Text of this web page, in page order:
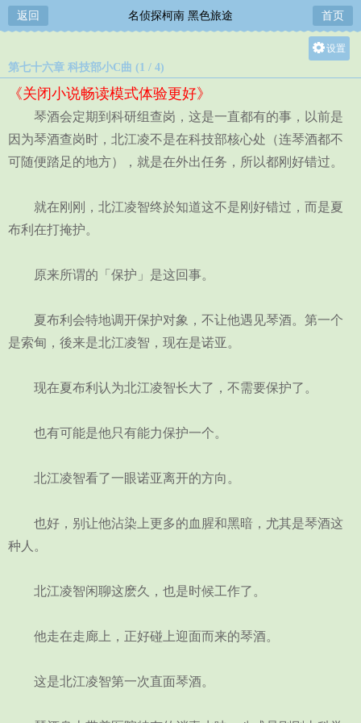
返回 名侦探柯南 黑色旅途 首页
设置
中
小
第七十六章 科技部小C曲 (1 / 4)
《关闭小说畅读模式体验更好》
琴酒会定期到科研组查岗，这是一直都有的事，以前是
因为琴酒查岗时，北江凌不是在科技部核心处（连琴酒都不
可随便踏足的地方），就是在外出任务，所以都刚好错过。
就在刚刚，北江凌智终於知道这不是刚好错过，而是夏
布利在打掩护。
原来所谓的「保护」是这回事。
夏布利会特地调开保护对象，不让他遇见琴酒。第一个
是索甸，後来是北江凌智，现在是诺亚。
现在夏布利认为北江凌智长大了，不需要保护了。
也有可能是他只有能力保护一个。
北江凌智看了一眼诺亚离开的方向。
也好，别让他沾染上更多的血腥和黑暗，尤其是琴酒这
种人。
北江凌智闲聊这麽久，也是时候工作了。
他走在走廊上，正好碰上迎面而来的琴酒。
这是北江凌智第一次直面琴酒。